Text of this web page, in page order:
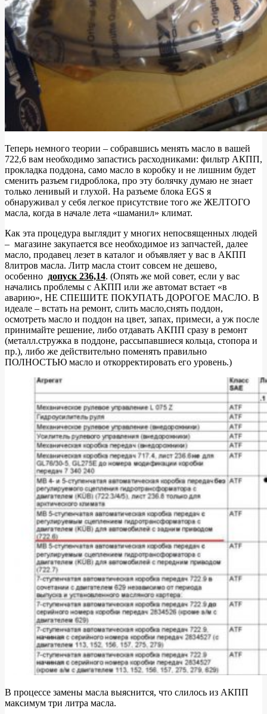
Теперь немного теории – собравшись менять масло в вашей
722,6 вам необходимо запастись расходниками: фильтр АКПП,
прокладка поддона, само масло в коробку и не лишним будет
сменить разъем гидроблока, про эту болячку думаю не знает
только ленивый и глухой. На разъеме блока EGS я
обнаруживал у себя легкое присутствие того же ЖЕЛТОГО
масла, когда в начале лета «шаманил» климат.
Как эта процедура выглядит у многих непосвященных людей
– магазине закупается все необходимое из запчастей, далее
масло, продавец лезет в каталог и объявляет у вас в АКПП
8литров масла. Литр масла стоит совсем не дешево,
особенно допуск 236,14. (Опять же мой совет, если у вас
начались проблемы с АКПП или же автомат встает «в
аварию», НЕ СПЕШИТЕ ПОКУПАТЬ ДОРОГОЕ МАСЛО. В
идеале – встать на ремонт, слить масло,снять поддон,
осмотреть масло и поддон на цвет, запах, примеси, а уж после
принимайте решение, либо отдавать АКПП сразу в ремонт
(металл.стружка в поддоне, рассыпавшиеся кольца, стопора и
пр.), либо же действительно поменять правильно
ПОЛНОСТЬЮ масло и откорректировать его уровень.)
В процессе замены масла выяснится, что слилось из АКПП
максимум три литра масла.